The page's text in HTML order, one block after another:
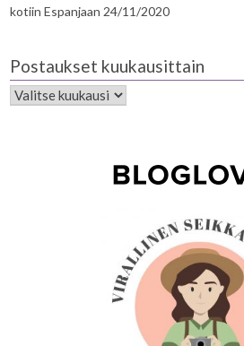
kotiin Espanjaan 24/11/2020
Postaukset kuukausittain